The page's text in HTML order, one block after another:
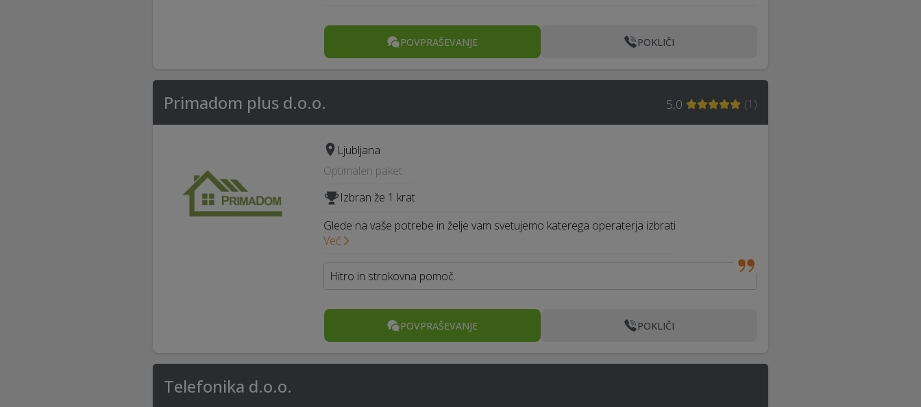
POVPRAŠEVANJE POKLIČI
Primadom plus d.o.o. 5,0 (1 )
Ljubljana
Optimalen paket
Izbran že 1 krat
Glede na vaše potrebe in želje vam svetujemo katerega operaterja izbrati
Več
Hitro in strokovna pomoč.
POVPRAŠEVANJE POKLIČI
Telefonika d.o.o.